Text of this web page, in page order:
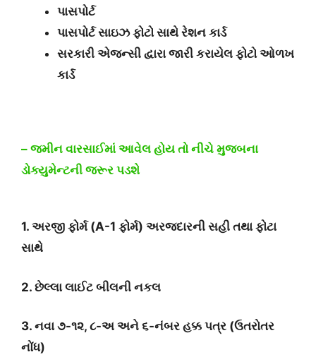
પાસપોર્ટ
પાસપોર્ટ સાઇઝ ફોટો સાથે રેશન કાર્ડ
સરકારી એજન્સી દ્વારા જારી કરાયેલ ફોટો ઓળખ
કાર્ડ
– જમીન વારસાઈમાં આવેલ હોય તો નીચે મુજબના
ડોક્યુમેન્ટની જરૂર પડશે
1. અરજી ફોર્મ (A-1 ફોર્મ) અરજદારની સહી તથા ફોટા
સાથે
2. છેલ્લા લાઈટ બીલની નકલ
3. નવા ૭-૧૨, ૮-અ અને ૬-નંબર હક્ક પત્ર (ઉતરોતર
નોંધ)